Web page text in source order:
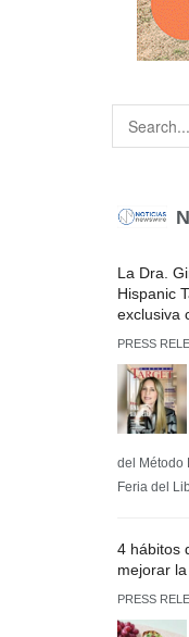
La Dra.
Hispanic
exclusiva
PRESS
del Método
Feria del
4 hábitos
mejorar
PRESS